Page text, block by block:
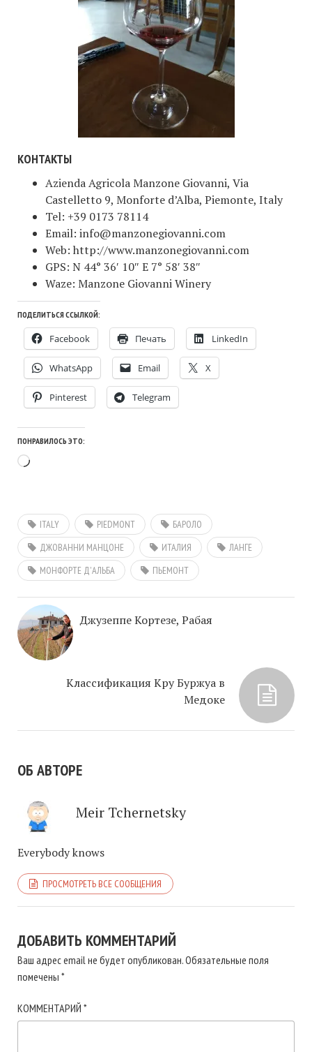
КОНТАКТЫ
Azienda Agricola Manzone Giovanni, Via
Castelletto 9, Monforte d’Alba, Piemonte, Italy
Tel: +39 0173 78114
Email: info@manzonegiovanni.com
Web: http://www.manzonegiovanni.com
GPS: N 44° 36′ 10″ E 7° 58′ 38″
Waze: Manzone Giovanni Winery
ПОДЕЛИТЬСЯ ССЫЛКОЙ:
Facebook Печать LinkedIn
WhatsApp Email X
Pinterest Telegram
ПОНРАВИЛОСЬ ЭТО:
Загрузка…
ITALY PIEDMONT
БАРОЛО
ДЖОВАННИ МАНЦОНЕ
ИТАЛИЯ
ЛАНГЕ
МOНФОРТЕ Д'АЛЬБА
ПЬЕМОНТ
Джузеппе Кортезе, Рабая
Классификация Кру Буржуа в
Медоке
ОБ АВТОРЕ
Meir Tchernetsky
Everybody knows
ПРОСМОТРЕТЬ ВСЕ СООБЩЕНИЯ
ДОБАВИТЬ КОММЕНТАРИЙ
Ваш адрес email не будет опубликован.Обязательные поля
помечены *
КОММЕНТАРИЙ *